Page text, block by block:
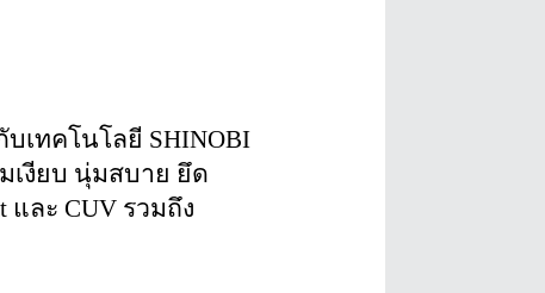
เทคโนโลยี SHINOBI​
เงียบ นุ่มสบาย ยึด
และ CUV รวมถึง